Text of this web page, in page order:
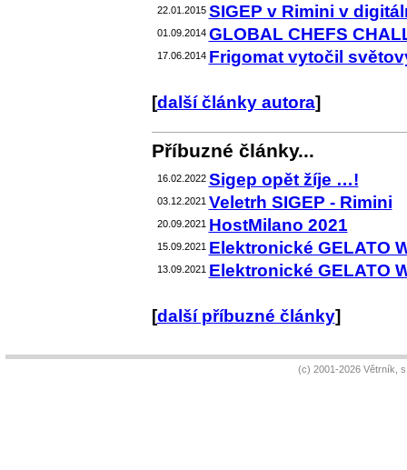
22.01.2015 SIGEP v Rimini v
01.09.2014 GLOBAL CHEFS
17.06.2014 Frigomat vytočil
[další články autora]
Příbuzné články...
16.02.2022 Sigep opět žíje …!
03.12.2021 Veletrh SIGEP - Rimini
20.09.2021 HostMilano 2021
15.09.2021 Elektronické GELATO
13.09.2021 Elektronické GELATO
[další příbuzné články]
(c) 2001-2026 Větrník,